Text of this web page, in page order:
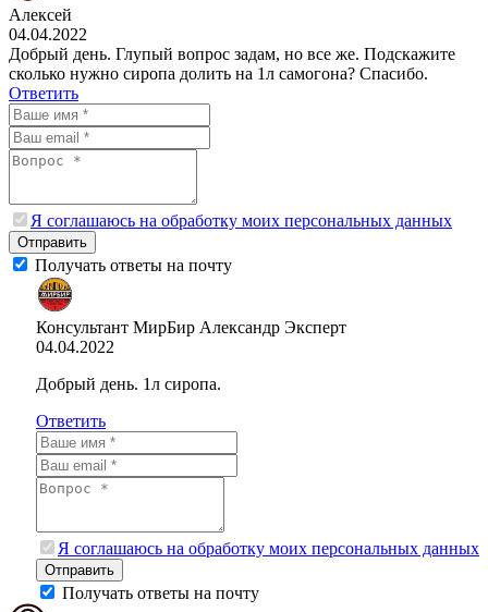
Алексей
04.04.2022
Добрый день. Глупый вопрос задам, но все же. Подскажите
сколько нужно сиропа долить на 1л самогона? Спасибо.
Ответить
Я соглашаюсь на обработку моих персональных данных
Отправить
Получать ответы на почту
Консультант МирБир Александр Эксперт
04.04.2022
Добрый день. 1л сиропа.
Ответить
Я соглашаюсь на обработку моих персональных данных
Отправить
Получать ответы на почту